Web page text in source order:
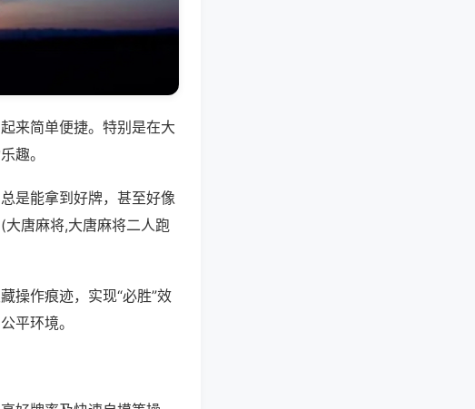
来简单便捷。特别是在大
趣。
是能拿到好牌，甚至好像
唐麻将,大唐麻将二人跑
操作痕迹，实现“必胜”效
平环境。